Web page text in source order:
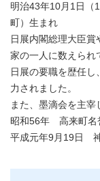
明治43年10月1日（
町）生まれ
日展内閣総理大臣
家の一人に数えられ
日展の要職を歴任
力されました。
また、墨滴会を主宰
昭和56年 高来町名
平成元年9月19日 神